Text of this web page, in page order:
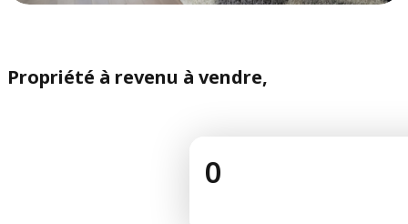
Propriété à revenu à vendre,
0